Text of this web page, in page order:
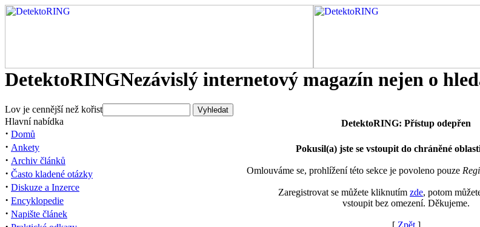
DetektoRINGNezávislý internetový magazín nejen o
Lov je cennější než kořist
Hlavní nabídka
· Domů
· Ankety
· Archiv článků
· Často kladené otázky
· Diskuze a Inzerce
· Encyklopedie
· Napište článek
DetektoRING: Přístup odepřen
Pokusil(a) jste se vstoupit do chráněné
Omlouváme se, prohlížení této sekce je povoleno pouze
Zaregistrovat se můžete kliknutím zde, potom
vstoupit bez omezení. Děkujeme.
[ Zpět]